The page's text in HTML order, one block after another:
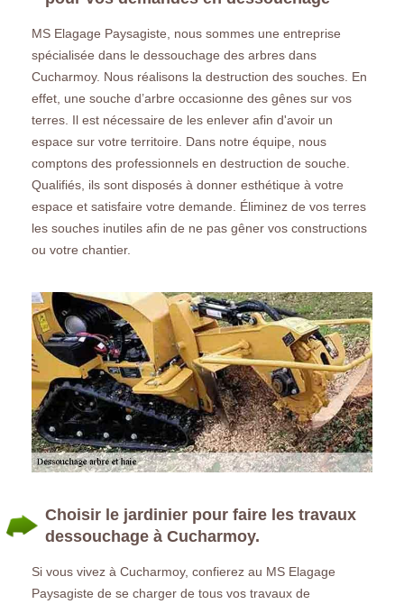
MS Elagage Paysagiste, nous sommes une entreprise
spécialisée dans le dessouchage des arbres dans
Cucharmoy. Nous réalisons la destruction des souches. En
effet, une souche d’arbre occasionne des gênes sur vos
terres. Il est nécessaire de les enlever afin d'avoir un
espace sur votre territoire. Dans notre équipe, nous
comptons des professionnels en destruction de souche.
Qualifiés, ils sont disposés à donner esthétique à votre
espace et satisfaire votre demande. Éliminez de vos terres
les souches inutiles afin de ne pas gêner vos constructions
ou votre chantier.
Choisir le jardinier pour faire les travaux
dessouchage à Cucharmoy.
Si vous vivez à Cucharmoy, confierez au MS Elagage
Paysagiste de se charger de tous vos travaux de